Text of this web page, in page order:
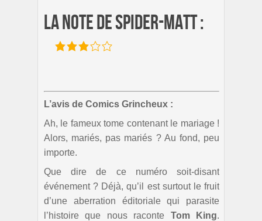
La note de Spider-Matt :
L’avis de Comics Grincheux :
Ah, le fameux tome contenant le mariage !
Alors, mariés, pas mariés ? Au fond, peu
importe.
Que dire de ce numéro soit-disant
événement ? Déjà, qu’il est surtout le fruit
d’une aberration éditoriale qui parasite
l’histoire que nous raconte Tom King.